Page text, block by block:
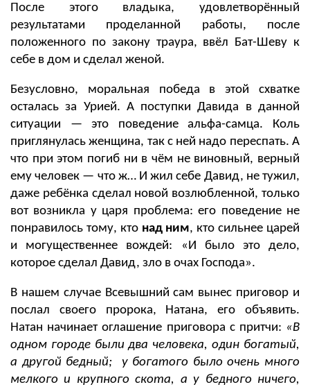
После этого владыка, удовлетворённый
результатами проделанной работы, после
положенного по закону траура, ввёл Бат-Шеву к
себе в дом и сделал женой.
Безусловно, моральная победа в этой схватке
осталась за Урией. А поступки Давида в данной
ситуации — это поведение альфа-самца. Коль
приглянулась женщина, так с ней надо переспать. А
что при этом погиб ни в чём не виновный, верный
ему человек — что ж… И жил себе Давид, не тужил,
даже ребёнка сделал новой возлюбленной, только
вот возникла у царя проблема: его поведение не
понравилось тому, кто над ним, кто сильнее царей
и могущественнее вождей: «И было это дело,
которое сделал Давид, зло в очах Господа».
В нашем случае Всевышний сам вынес приговор и
послал своего пророка, Натана, его объявить.
Натан начинает оглашение приговора с притчи: «В
одном городе были два человека, один богатый,
а другой бедный; у богатого было очень много
мелкого и крупного скота, а у бедного ничего,